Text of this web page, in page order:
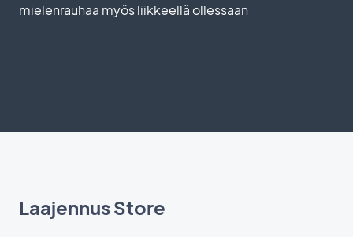
mielenrauhaa myös liikkeellä ollessaan
Laajennus Store